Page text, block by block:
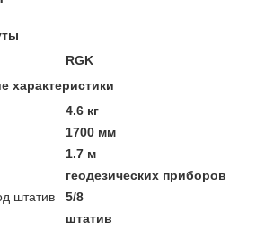
RGK
характеристики
4.6 кг
1700 мм
1.7 м
геодезических приборов
штатив
5/8
штатив